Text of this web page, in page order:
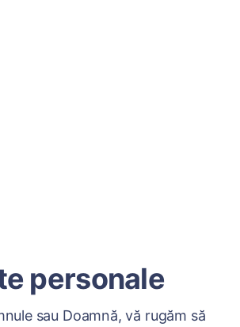
personale
sau Doamnă, vă rugăm să